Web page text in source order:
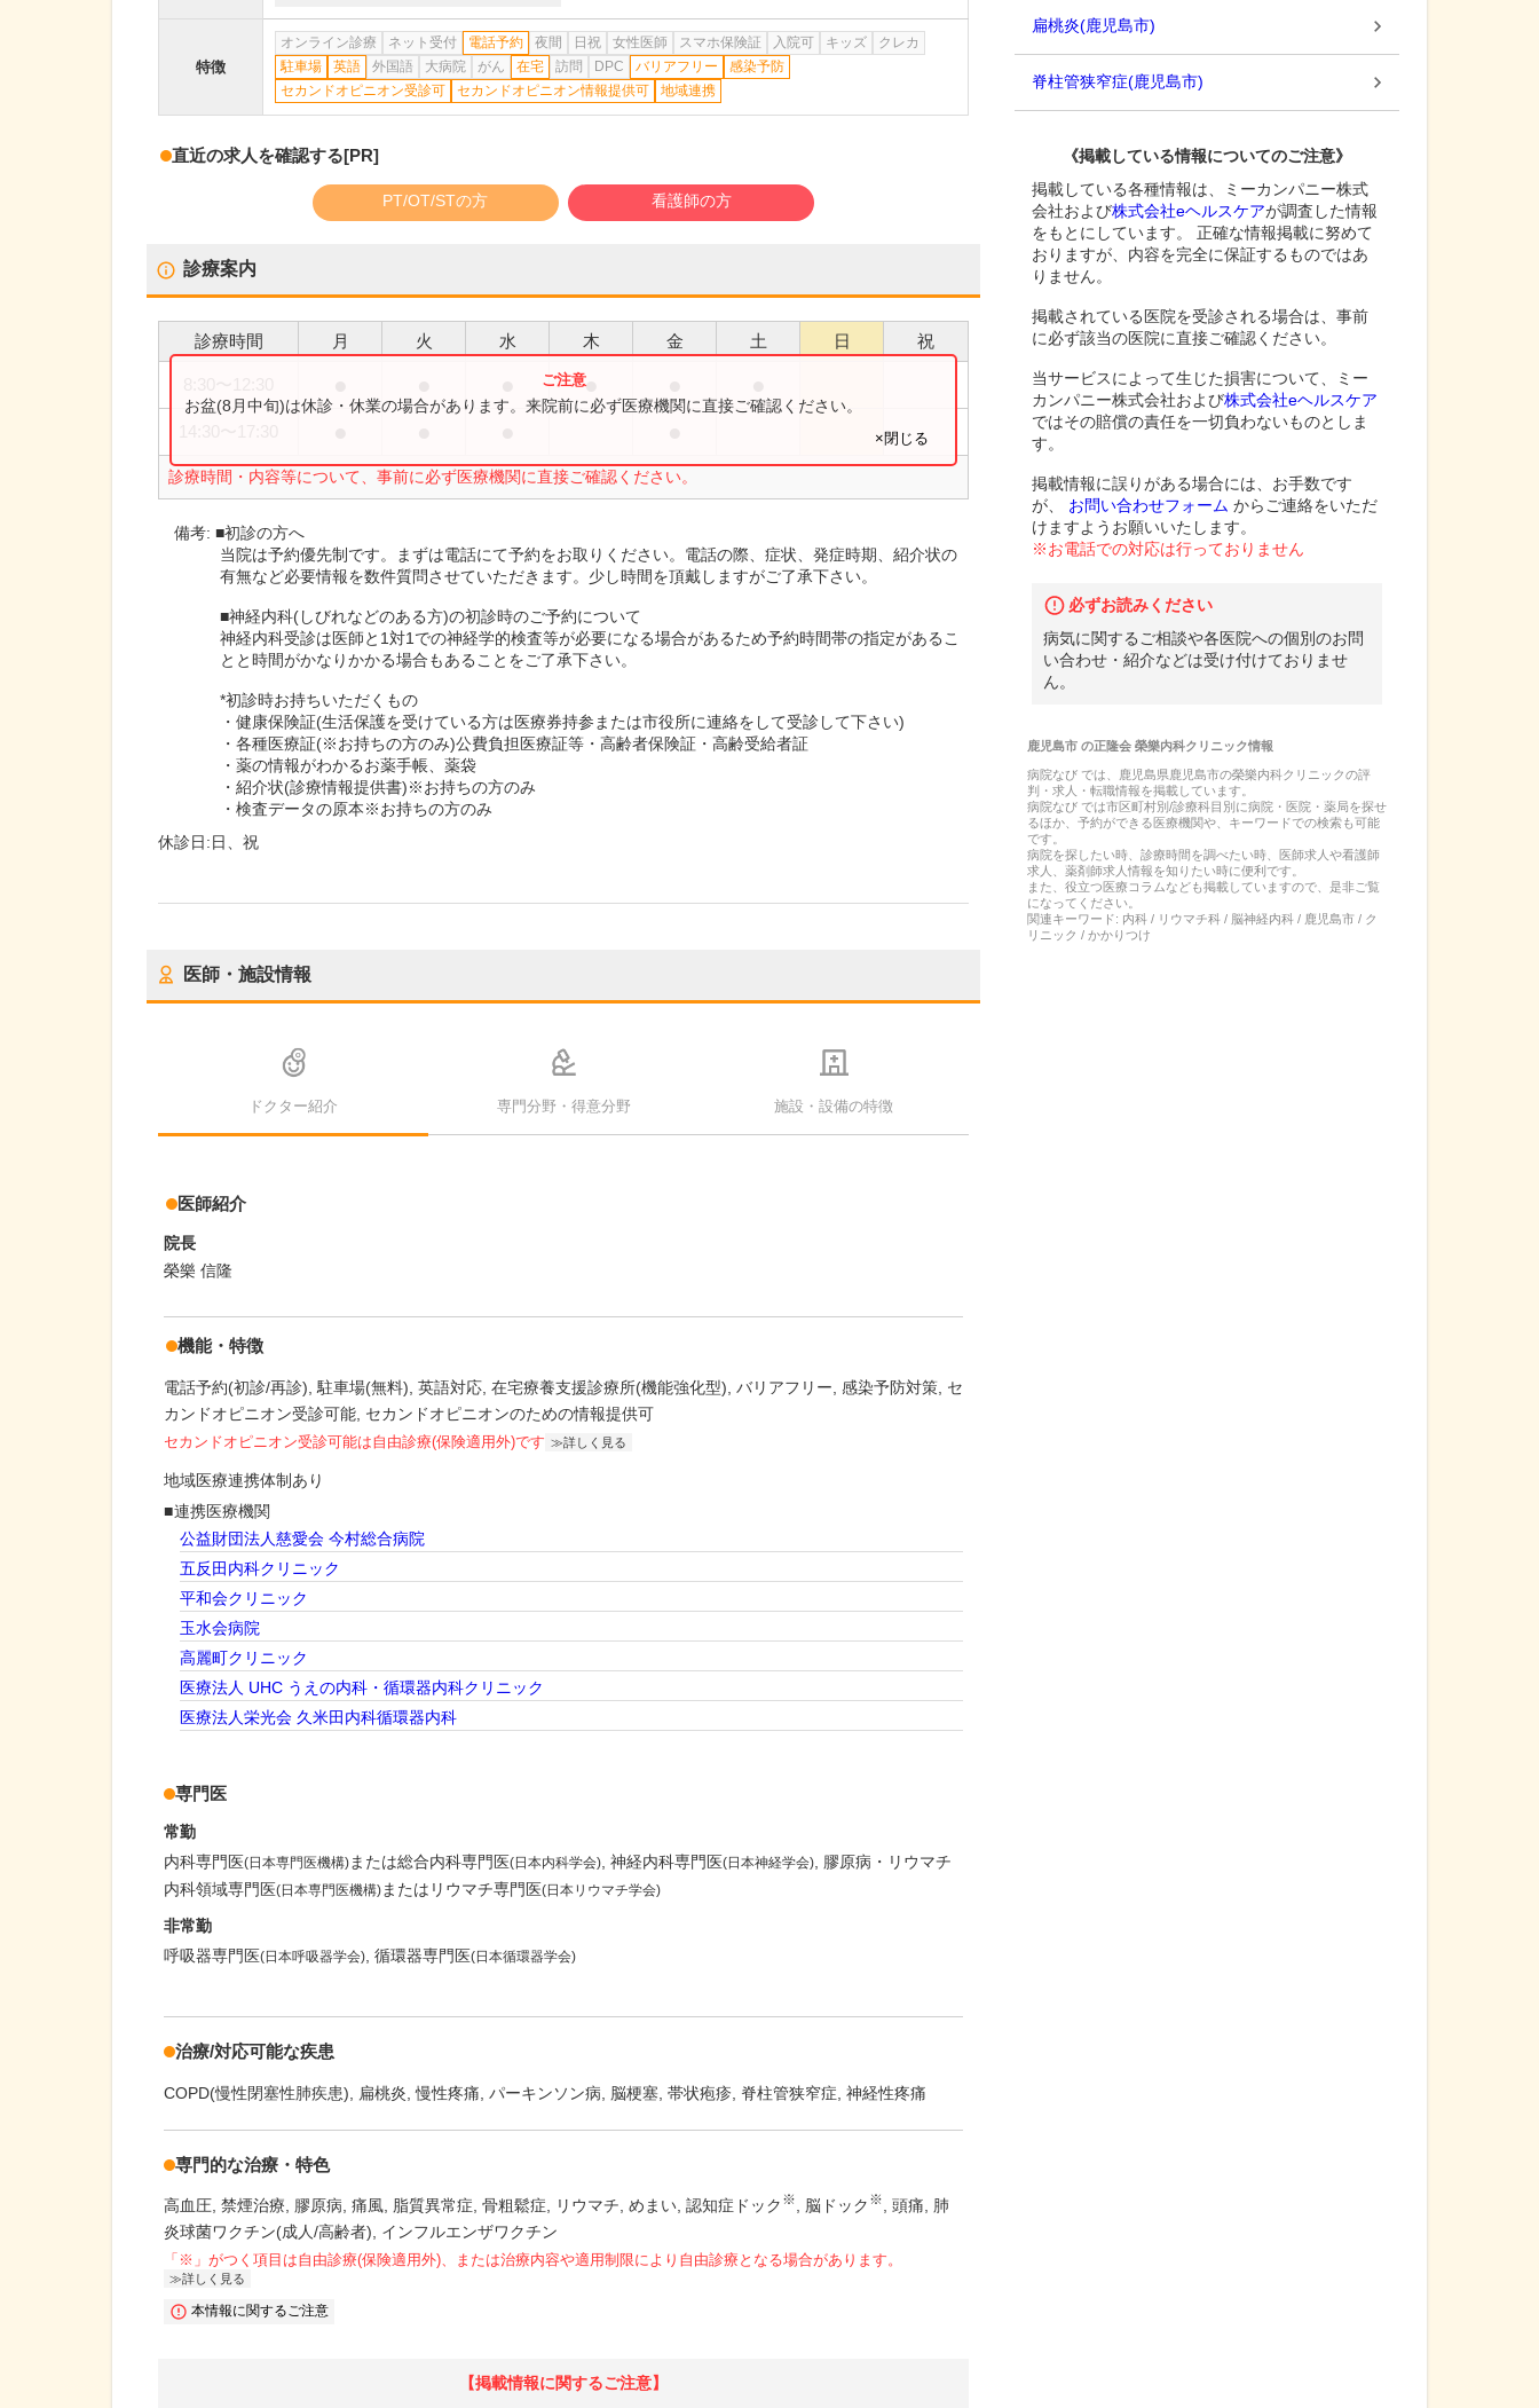
特徴
オンライン診療 ネット受付 電話予約 夜間 日祝 女性医師 スマホ保険証 入院可 キッズ
クレカ
駐車場
英語 外国語 大病院 がん 在宅 訪問 DPC バリアフリー
感染予防
セカンドオピニオン受診可
セカンドオピニオン情報提供可 地域連携
直近の求人を確認する[PR]
PT/OT/STの方 看護師の方
診療案内
診療時間 月 火 水 木 金 土 日 祝
●
診療時間・内容等について、事前に必ず医療機関に直接ご確認ください。
お盆(8月中旬)は休診・休業の場合があります。来院前に必ず医療機関に直接ご確認ください。
×閉じる
備考:■初診の方へ
当院は予約優先制です。まずは電話にて予約をお取りください。電話の際、症状、発症時期、紹介状の
有無など必要情報を数件質問させていただきます。少し時間を頂戴しますがご了承下さい。
■神経内科(しびれなどのある方)の初診時のご予約について
神経内科受診は医師と1対1での神経学的検査等が必要になる場合があるため予約時間帯の指定があるこ
とと時間がかなりかかる場合もあることをご了承下さい。
*初診時お持ちいただくもの
・健康保険証(生活保護を受けている方は医療券持参または市役所に連絡をして受診して下さい)
・各種医療証(※お持ちの方のみ)公費負担医療証等・高齢者保険証・高齢受給者証
・薬の情報がわかるお薬手帳、薬袋
・紹介状(診療情報提供書)※お持ちの方のみ
・検査データの原本※お持ちの方のみ
休診日:日、祝
医師・施設情報
ドクター紹介 専門分野・得意分野 施設・設備の特徴
医師紹介
院長
榮樂 信隆
機能・特徴
電話予約(初診/再診) 駐車場(無料) 英語対応 在宅療養支援診療所(機能強化型) バリアフリー 感染予防対策 セ
カンドオピニオン受診可能 セカンドオピニオンのための情報提供可
セカンドオピニオン受診可能は自由診療(保険適用外)です 詳しく見る
地域医療連携体制あり
連携医療機関
公益財団法人慈愛会 今村総合病院
五反田内科クリニック
平和会クリニック
玉水会病院
高麗町クリニック
医療法人 UHC うえの内科・循環器内科クリニック
医療法人栄光会 久米田内科循環器内科
専門医
常勤
内科専門医(日本専門医機構)または総合内科専門医(日本内科学会) 神経内科専門医(日本神経学会)
膠原病・リウマチ
内科領域専門医(日本専門医機構)またはリウマチ専門医(日本リウマチ学会)
非常勤
呼吸器専門医(日本呼吸器学会) 循環器専門医(日本循環器学会)
治療/対応可能な疾患
COPD(慢性閉塞性肺疾患) 扁桃炎 慢性疼痛 パーキンソン病 脳梗塞 帯状疱疹 脊柱管狭窄症 神経性疼痛
専門的な治療・特色
高血圧 禁煙治療 膠原病 痛風 脂質異常症 骨粗鬆症 リウマチ めまい 認知症ドック ※ 脳ドック ※ 頭痛
肺
炎球菌ワクチン(成人/高齢者)
インフルエンザワクチン
「※」がつく項目は自由診療(保険適用外)、または治療内容や適用制限により自由診療となる場合があります。
詳しく見る
本情報に関するご注意
【掲載情報に関するご注意】
扁桃炎(鹿児島市)
脊柱管狭窄症(鹿児島市)
《掲載している情報についてのご注意》
掲載している各種情報は、ミーカンパニー株式
会社および株式会社eヘルスケアが調査した情報
をもとにしています。 正確な情報掲載に努めて
おりますが、内容を完全に保証するものではあ
りません。
掲載されている医院を受診される場合は、事前
に必ず該当の医院に直接ご確認ください。
当サービスによって生じた損害について、ミー
カンパニー株式会社および株式会社eヘルスケア
ではその賠償の責任を一切負わないものとしま
す。
掲載情報に誤りがある場合には、お手数です
が、
お問い合わせフォーム からご連絡をいただ
けますようお願いいたします。
※お電話での対応は行っておりません
必ずお読みください
病気に関するご相談や各医院への個別のお問
い合わせ・紹介などは受け付けておりませ
ん。
鹿児島市の正隆会 榮樂内科クリニック情報
病院なび では、 鹿児島県鹿児島市の榮樂内科クリニックの評
判・求人・転職情報を掲載しています。
病院なび では市区町村別/診療科目別に病院・医院・薬局を探せ
るほか、予約ができる医療機関や、キーワードでの検索も可能
です。
病院を探したい時、診療時間を調べたい時、医師求人や看護師
求人、薬剤師求人情報を知りたい時に便利です。
また、役立つ医療コラムなども掲載していますので、是非ご覧
になってください。
関連キーワード: 内科 / リウマチ科 / 脳神経内科 / 鹿児島市 / ク
リニック / かかりつけ